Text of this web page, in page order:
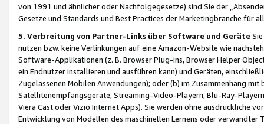
von 1991 und ähnlicher oder Nachfolgegesetze) sind Sie der
Gesetze und Standards und Best Practices der Marketingbranche für
5. Verbreitung von Partner-Links über Software und Geräte
nutzen bzw. keine Verlinkungen auf eine Amazon-Website wie
Software-Applikationen (z. B. Browser Plug-ins, Browser Helper
ein Endnutzer installieren und ausführen kann) und Geräten,
Zugelassenen Mobilen Anwendungen); oder (b) im Zusammenhang
Satellitenempfangsgeräte, Streaming-Video-Playern, Blu-Ray-
Viera Cast oder Vizio Internet Apps). Sie werden ohne ausdrückliche
Entwicklung von Modellen des maschinellen Lernens oder